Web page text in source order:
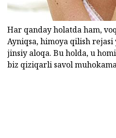
Har qanday holatda ham,
Ayniqsa, himoya qilish
jinsiy aloqa. Bu holda, u
biz qiziqarli savol